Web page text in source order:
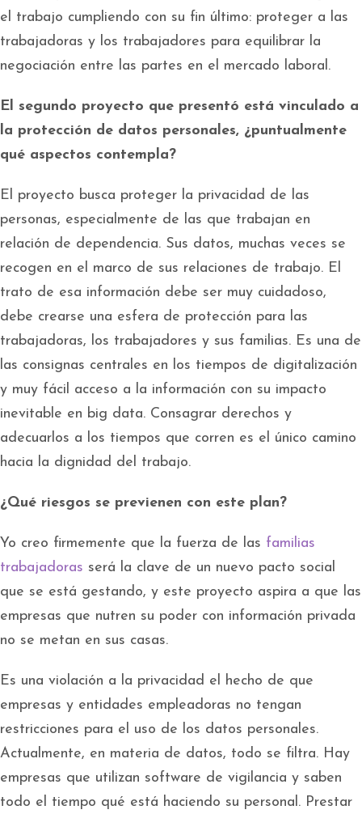
el trabajo cumpliendo con su fin último: proteger a las
trabajadoras y los trabajadores para equilibrar la
negociación entre las partes en el mercado laboral.
El segundo proyecto que presentó está vinculado a
la protección de datos personales, ¿puntualmente
qué aspectos contempla?
El proyecto busca proteger la privacidad de las
personas, especialmente de las que trabajan en
relación de dependencia. Sus datos, muchas veces se
recogen en el marco de sus relaciones de trabajo. El
trato de esa información debe ser muy cuidadoso,
debe crearse una esfera de protección para las
trabajadoras, los trabajadores y sus familias. Es una de
las consignas centrales en los tiempos de digitalización
y muy fácil acceso a la información con su impacto
inevitable en big data. Consagrar derechos y
adecuarlos a los tiempos que corren es el único camino
hacia la dignidad del trabajo.
¿Qué riesgos se previenen con este plan?
Yo creo firmemente que la fuerza de las familias
trabajadoras será la clave de un nuevo pacto social
que se está gestando, y este proyecto aspira a que las
empresas que nutren su poder con información privada
no se metan en sus casas.
Es una violación a la privacidad el hecho de que
empresas y entidades empleadoras no tengan
restricciones para el uso de los datos personales.
Actualmente, en materia de datos, todo se filtra. Hay
empresas que utilizan software de vigilancia y saben
todo el tiempo qué está haciendo su personal. Prestar